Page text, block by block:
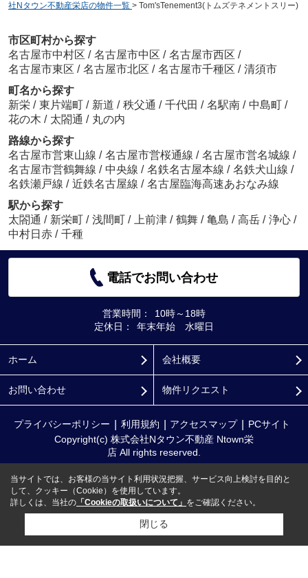
社Nタウン不動産栄店の物件一覧 > Tom'sTenement3(トムズテネメントスリー)
市区町村から探す
名古屋市中村区 / 名古屋市中区 / 名古屋市西区 /
名古屋市東区 / 名古屋市北区 / 名古屋市千種区 / 清須市
町名から探す
新栄 / 東片端町 / 新道 / 秩父通 / 千代田 / 名駅南 / 中島町 /
花の木 / 太閤通 / 丸の内
路線から探す
名古屋市営東山線 / 名古屋市営桜通線 / 名古屋市営名城線 /
名古屋市営鶴舞線 / 中央線 / 名鉄名古屋本線 / 名鉄犬山線 /
名鉄瀬戸線 / 近鉄名古屋線 / 名古屋臨海高速あおなみ線
駅から探す
太閤通 / 新栄町 / 浅間町 / 上前津 / 鶴舞 / 亀島 / 高岳 / 浄心 /
中村日赤 / 千種
電話でお問い合わせ
営業時間：
10時～18時
定休日：
年末年始 水曜日
ホーム 会社概要
お問い合わせ 物件リクエスト
プライバシーポリシー 利用規約 アクセスマップ
PCサイト
Copyright(c) 株式会社Nタウン不動産 Ntown栄
店 All rights reserved.
当サイトでは、お客様の当サイト利用状況把握、サービス向上検討を目的と
して、クッキー（Cookie）を使用しています。
詳しくは、当社の 「Cookieの取扱いについて」 をご確認ください。
閉じる